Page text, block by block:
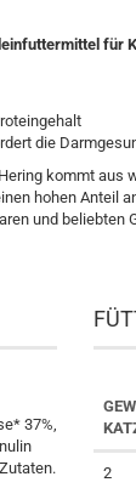
für
die
kommt aus
hohen Anteil
und beliebten
37%,
2